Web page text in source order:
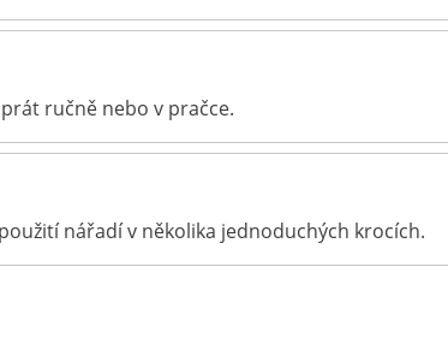
ručně nebo v pračce.
nářadí v několika jednoduchých krocích.